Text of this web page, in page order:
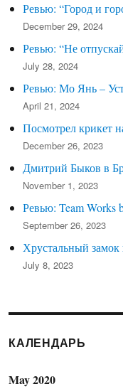
Ревью: “Город и
December 29, 2024
Ревью: “Не
July 28, 2024
Ревью: Мо Янь –
April 21, 2024
Посмотрел крикет
December 26, 2023
Дмитрий Быков в
November 1, 2023
Ревью: Team Works
September 26, 2023
Хрустальный
July 8, 2023
КАЛЕНДАРЬ
May 2020